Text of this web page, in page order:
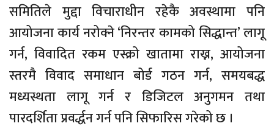
समितिले मुद्दा विचाराधीन रहेकै अवस्थामा पनि
आयोजना कार्य नरोक्ने ‘निरन्तर कामको सिद्धान्त’ लागू
गर्न, विवादित रकम एस्क्रो खातामा राख्न, आयोजना
स्तरमै विवाद समाधान बोर्ड गठन गर्न, समयबद्ध
मध्यस्थता लागू गर्न र डिजिटल अनुगमन तथा
पारदर्शिता प्रवर्द्धन गर्न पनि सिफारिस गरेको छ ।